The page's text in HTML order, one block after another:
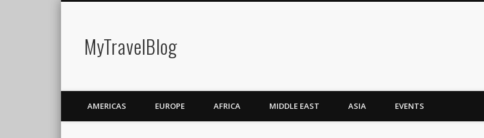
MyTravelBlog
AMERICAS EUROPE AFRICA MIDDLE EAST ASIA EVENTS